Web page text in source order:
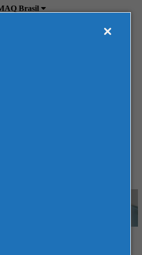
Brasil
Caruaru - PE -
- Tecnologia